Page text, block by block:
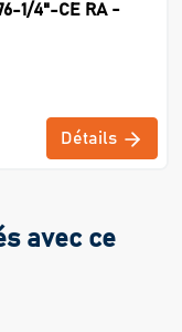
1/4"-CE RA -
Détails
avec ce